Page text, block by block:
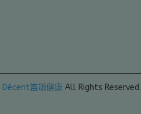
Décent笛頌健康 All Rights Reserved.